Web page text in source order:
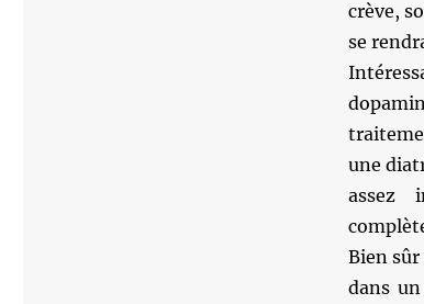
crève,
se
une
assez
Bien
dans